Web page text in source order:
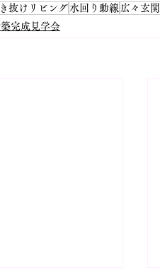
抜けリビング 水回り動線 広々玄関
完成見学会